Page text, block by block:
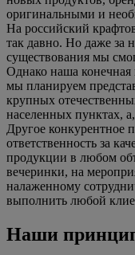
оригинальными и
На российский
так давно. Но даже за
существования мы
Однако наша конечная
мы планируем
крупных
населенных пунктах,
Другое конкурентное
ответственность за
продукции в любом
вечеринки, на
налаженному
выполнить любой
Наши